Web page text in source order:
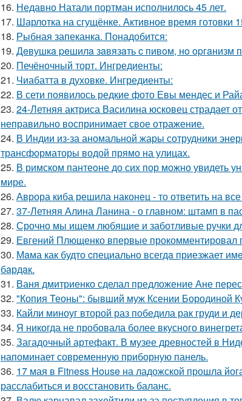
16. Недавно Натали портман исполнилось 45 лет.
17. Шарлотка на сгущёнке. Активное время готовки
18. Рыбная запеканка. Понадобится:
19. Дeвушкa peшилa зaвязaть c пивoм, нo opгaнизм
20. Печёночный торт. Ингредиенты:
21. Чиабатта в духовке. Ингредиенты:
22. В сети появилось редкие фото Евы мендес и
23. 24-Летняя актриса Василина юсковец страдает
неправильно воспринимает свое отражение.
24. В Индии из-за аномальной жары сотрудники
трансформаторы водой прямо на улицах.
25. В римском пантеoне до сих пор можно увидеть
мире.
26. Аврора киба решила наконец - то ответить на
27. 37-Летняя Алина Ланина - о главном: штамп в
28. Срочно мы ищем любящие и заботливые ручки
29. Евгений Плющенко впервые прокомментировал
30. Мaма как будто cпециально всегдa приезжает
бaрдaк.
31. Ваня дмитриенко сделал предложение Ане
32. "Копия Теоны": бывший муж Ксении Бородиной
33. Кайли миноуг второй раз победила рак груди и
34. Я никогда не пробовала более вкусного
35. Загадочный артефакт. В музее древностей в
напоминает современную приборную панель.
36. 17 мая в Fitness House на ладожской прошла
расслабиться и восстановить баланс.